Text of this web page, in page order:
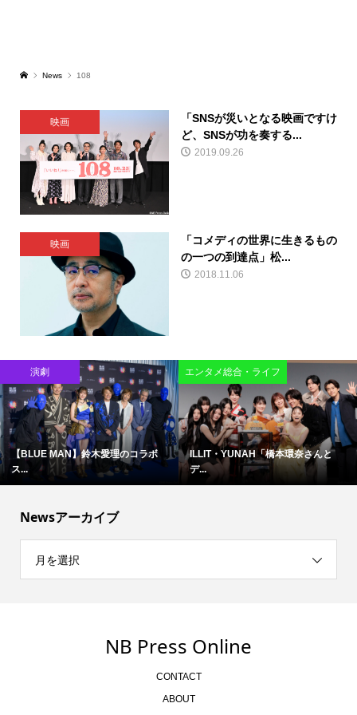
News 108
映画
「SNSが災いとなる映画ですけ
ど、SNSが功を奏する...
2019.09.26
映画
「コメディの世界に生きるもの
の一つの到達点」松...
2018.11.06
演劇
【BLUE MAN】鈴木愛理のコラボ
ス...
エンタメ総合・ライフ
ILLIT・YUNAH「橋本環奈さんと
デ...
Newsアーカイブ
月を選択
NB Press Online
CONTACT
ABOUT